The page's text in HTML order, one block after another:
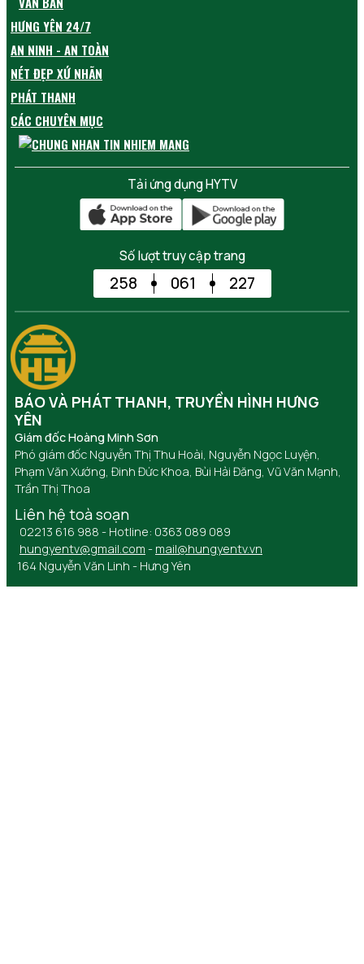
HƯNG YÊN 24/7
AN NINH - AN TOÀN
NÉT ĐẸP XỨ NHÃN
PHÁT THANH
CÁC CHUYÊN MỤC
Tải ứng dụng HYTV
Số lượt truy cập trang
258 061 227
BÁO VÀ PHÁT THANH, TRUYỀN HÌNH HƯNG
YÊN
Giám đốc Hoàng Minh Sơn
Phó giám đốc Nguyễn Thị Thu Hoài, Nguyễn Ngọc Luyện,
Phạm Văn Xướng, Đinh Đức Khoa, Bùi Hải Đăng, Vũ Văn Mạnh,
Trần Thị Thoa
Liên hệ toà soạn
02213 616 988 - Hotline: 0363 089 089
hungyentv@gmail.com - mail@hungyentv.vn
164 Nguyễn Văn Linh - Hưng Yên